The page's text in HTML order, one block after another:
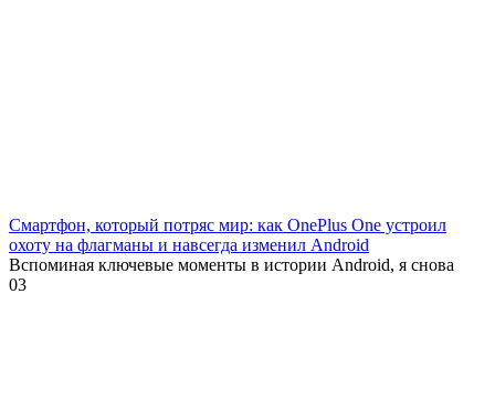
Смартфон, который потряс мир: как OnePlus One устроил
охоту на флагманы и навсегда изменил Android
Вспоминая ключевые моменты в истории Android, я снова
03